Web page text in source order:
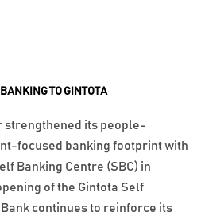
TO GINTOTA
strengthened its people-
focused banking footprint with
Banking Centre (SBC) in
of the Gintota Self
continues to reinforce its